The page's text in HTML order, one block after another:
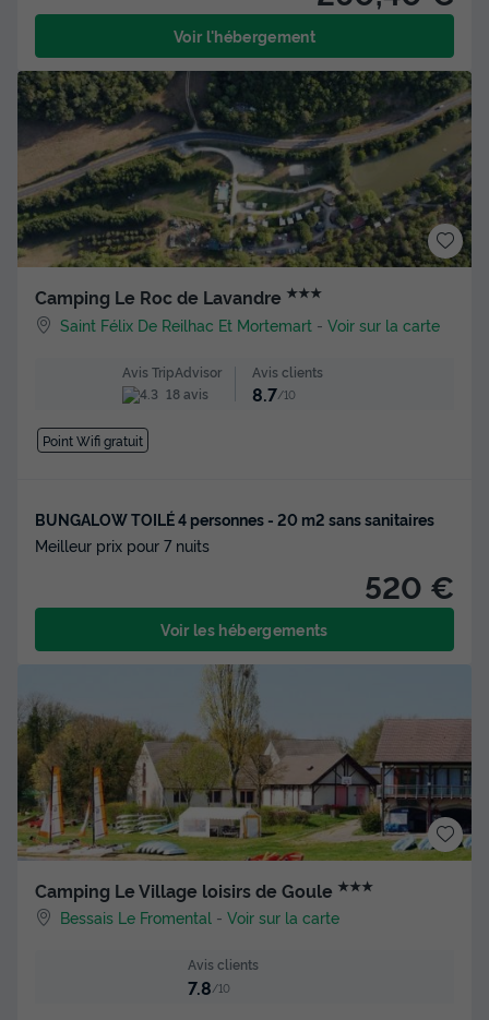
Voir l'hébergement
Camping Le Roc de Lavandre ★★★
Saint Félix De Reilhac Et Mortemart -Voir sur la carte
Avis TripAdvisor
18 avis
Avis clients
8.7/10
Point Wifi gratuit
BUNGALOW TOILÉ 4 personnes - 20 m2 sans sanitaires
Meilleur prix pour 7 nuits
520 €
Voir les hébergements
Camping Le Village loisirs de Goule ★★★
Bessais Le Fromental -Voir sur la carte
Avis clients
7.8/10